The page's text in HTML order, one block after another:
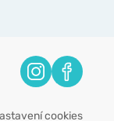
cookies